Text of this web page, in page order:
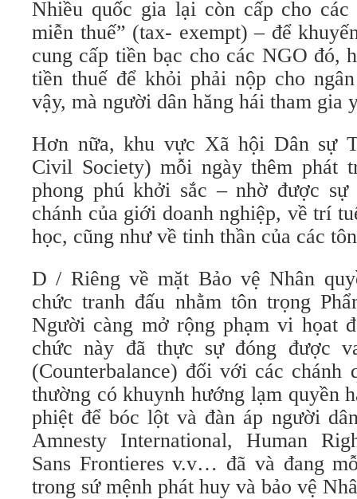
Nhiều quốc gia lại còn cấp cho
miễn thuế” (tax- exempt) – để
cung cấp tiền bạc cho các NGO đó,
tiền thuế để khỏi phải nộp cho
vậy, mà người dân hăng hái tham gia
Hơn nữa, khu vực Xã hội Dân sự
Civil Society) mỗi ngày thêm phát
phong phú khởi sắc – nhờ được
chánh của giới doanh nghiệp, về trí
học, cũng như về tinh thần của các
D / Riêng về mặt Bảo vệ Nhân
chức tranh đấu nhằm tôn trọng
Người càng mở rộng phạm vi họat
chức này đã thực sự đóng được
(Counterbalance) đối với các chánh
thường có khuynh hướng lạm quyền
phiệt để bóc lột và đàn áp người
Amnesty International, Human
Sans Frontieres v.v… đã và đang
trong sứ mệnh phát huy và bảo vệ